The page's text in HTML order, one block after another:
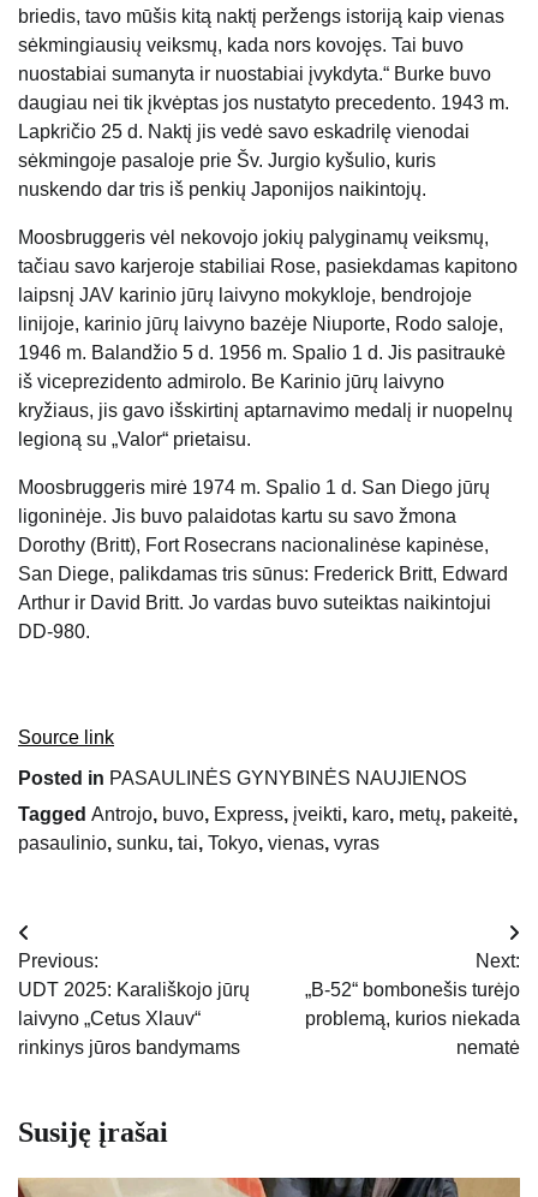
briedis, tavo mūšis kitą naktį peržengs istoriją kaip vienas
sėkmingiausių veiksmų, kada nors kovojęs. Tai buvo
nuostabiai sumanyta ir nuostabiai įvykdyta.“ Burke buvo
daugiau nei tik įkvėptas jos nustatyto precedento. 1943 m.
Lapkričio 25 d. Naktį jis vedė savo eskadrilę vienodai
sėkmingoje pasaloje prie Šv. Jurgio kyšulio, kuris
nuskendo dar tris iš penkių Japonijos naikintojų.
Moosbruggeris vėl nekovojo jokių palyginamų veiksmų,
tačiau savo karjeroje stabiliai Rose, pasiekdamas kapitono
laipsnį JAV karinio jūrų laivyno mokykloje, bendrojoje
linijoje, karinio jūrų laivyno bazėje Niuporte, Rodo saloje,
1946 m. ​​Balandžio 5 d. 1956 m. Spalio 1 d. Jis pasitraukė
iš viceprezidento admirolo. Be Karinio jūrų laivyno
kryžiaus, jis gavo išskirtinį aptarnavimo medalį ir nuopelnų
legioną su „Valor“ prietaisu.
Moosbruggeris mirė 1974 m. Spalio 1 d. San Diego jūrų
ligoninėje. Jis buvo palaidotas kartu su savo žmona
Dorothy (Britt), Fort Rosecrans nacionalinėse kapinėse,
San Diege, palikdamas tris sūnus: Frederick Britt, Edward
Arthur ir David Britt. Jo vardas buvo suteiktas naikintojui
DD-980.
Source link
Posted in PASAULINĖS GYNYBINĖS NAUJIENOS
Tagged Antrojo, buvo, Express, įveikti, karo, metų, pakeitė,
pasaulinio, sunku, tai, Tokyo, vienas, vyras
Navigacija
tarp
įrašų
Previous:
UDT 2025: Karališkojo jūrų
laivyno „Cetus Xlauv“
rinkinys jūros bandymams
Next:
„B-52“ bombonešis turėjo
problemą, kurios niekada
nematė
Susiję įrašai